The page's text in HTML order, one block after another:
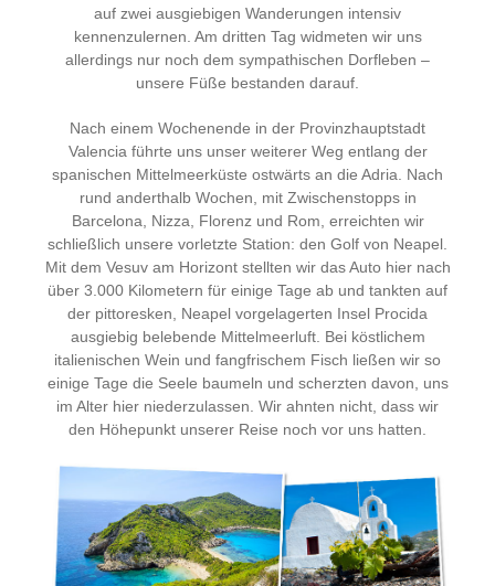
auf zwei ausgiebigen Wanderungen intensiv
kennenzulernen. Am dritten Tag widmeten wir uns
allerdings nur noch dem sympathischen Dorfleben –
unsere Füße bestanden darauf.
Nach einem Wochenende in der Provinzhauptstadt
Valencia führte uns unser weiterer Weg entlang der
spanischen Mittelmeerküste ostwärts an die Adria. Nach
rund anderthalb Wochen, mit Zwischenstopps in
Barcelona, Nizza, Florenz und Rom, erreichten wir
schließlich unsere vorletzte Station: den Golf von Neapel.
Mit dem Vesuv am Horizont stellten wir das Auto hier nach
über 3.000 Kilometern für einige Tage ab und tankten auf
der pittoresken, Neapel vorgelagerten Insel Procida
ausgiebig belebende Mittelmeerluft. Bei köstlichem
italienischen Wein und fangfrischem Fisch ließen wir so
einige Tage die Seele baumeln und scherzten davon, uns
im Alter hier niederzulassen. Wir ahnten nicht, dass wir
den Höhepunkt unserer Reise noch vor uns hatten.